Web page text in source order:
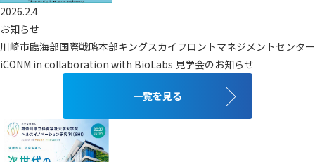
2026.2.4
お知らせ
川崎市臨海部国際戦略本部キングスカイフロントマネジメントセンター
iCONM in collaboration with BioLabs 見学会のお知らせ
一覧を見る